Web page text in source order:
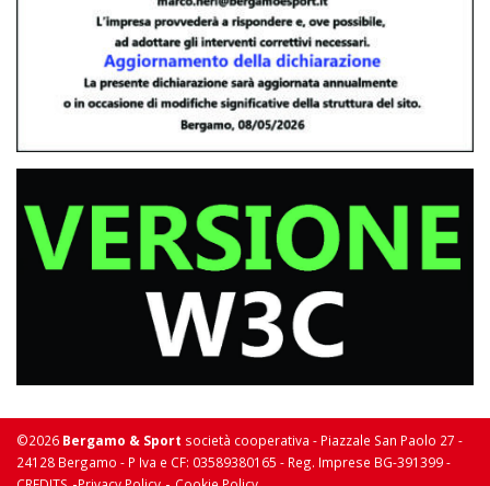
©2026 Bergamo & Sport società cooperativa - Piazzale San Paolo 27 -
24128 Bergamo - P Iva e CF: 03589380165 - Reg. Imprese BG-391399 -